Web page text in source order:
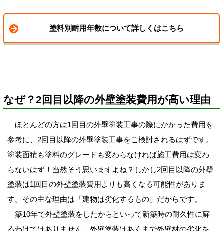
塗料別耐用年数について詳しくはこちら
なぜ？2回目以降の外壁塗装費用が高い理由
ほとんどの方は1回目の外壁塗装工事の際にかかった費用を
参考に、2回目以降の外壁塗装工事をご検討されるはずです。
塗装面積も塗料のグレードも変わらなければ施工費用は変わ
らないはず！当然そう思いますよね？しかし2回目以降の外壁
塗装は1回目の外壁塗装費用よりも高くなる可能性がありま
す。その主な理由は「建物は劣化するもの」だからです。
築10年で外壁塗装をしたからといって新築時の耐久性に蘇
るわけではありません。 外壁塗装はあくまで外壁材の劣化を